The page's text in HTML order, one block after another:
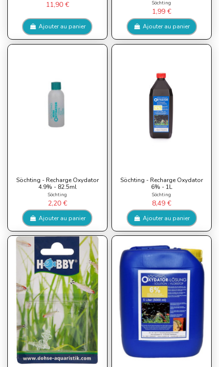
11,90 €
Ajouter au panier
Söchting
1,99 €
Ajouter au panier
Söchting - Recharge Oxydator
4.9% - 82.5ml
Söchting
2,20 €
Ajouter au panier
Söchting - Recharge Oxydator
6% - 1L
Söchting
8,49 €
Ajouter au panier